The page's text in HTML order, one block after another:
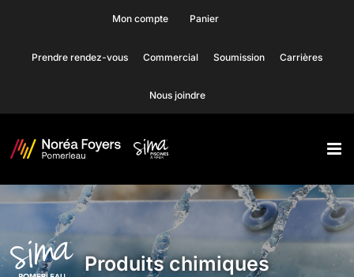
content
Mon compte Panier
Prendre rendez-vous Commercial Soumission Carrières
Nous joindre
Produits chimiques